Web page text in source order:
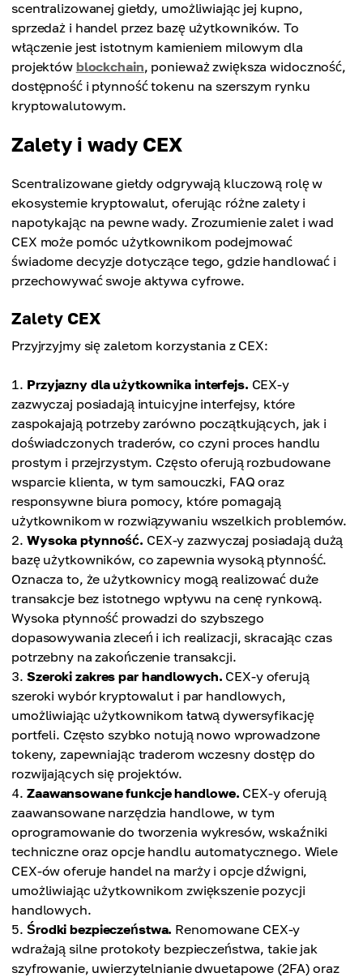
scentralizowanej giełdy, umożliwiając jej kupno,
sprzedaż i handel przez bazę użytkowników. To
włączenie jest istotnym kamieniem milowym dla
projektów blockchain, ponieważ zwiększa widoczność,
dostępność i płynność tokenu na szerszym rynku
kryptowalutowym.
Zalety i wady CEX
Scentralizowane giełdy odgrywają kluczową rolę w
ekosystemie kryptowalut, oferując różne zalety i
napotykając na pewne wady. Zrozumienie zalet i wad
CEX może pomóc użytkownikom podejmować
świadome decyzje dotyczące tego, gdzie handlować i
przechowywać swoje aktywa cyfrowe.
Zalety CEX
Przyjrzyjmy się zaletom korzystania z CEX:
Przyjazny dla użytkownika interfejs. CEX-y
zazwyczaj posiadają intuicyjne interfejsy, które
zaspokajają potrzeby zarówno początkujących, jak i
doświadczonych traderów, co czyni proces handlu
prostym i przejrzystym. Często oferują rozbudowane
wsparcie klienta, w tym samouczki, FAQ oraz
responsywne biura pomocy, które pomagają
użytkownikom w rozwiązywaniu wszelkich problemów.
Wysoka płynność. CEX-y zazwyczaj posiadają dużą
bazę użytkowników, co zapewnia wysoką płynność.
Oznacza to, że użytkownicy mogą realizować duże
transakcje bez istotnego wpływu na cenę rynkową.
Wysoka płynność prowadzi do szybszego
dopasowywania zleceń i ich realizacji, skracając czas
potrzebny na zakończenie transakcji.
Szeroki zakres par handlowych. CEX-y oferują
szeroki wybór kryptowalut i par handlowych,
umożliwiając użytkownikom łatwą dywersyfikację
portfeli. Często szybko notują nowo wprowadzone
tokeny, zapewniając traderom wczesny dostęp do
rozwijających się projektów.
Zaawansowane funkcje handlowe. CEX-y oferują
zaawansowane narzędzia handlowe, w tym
oprogramowanie do tworzenia wykresów, wskaźniki
techniczne oraz opcje handlu automatycznego. Wiele
CEX-ów oferuje handel na marży i opcje dźwigni,
umożliwiając użytkownikom zwiększenie pozycji
handlowych.
Środki bezpieczeństwa. Renomowane CEX-y
wdrażają silne protokoły bezpieczeństwa, takie jak
szyfrowanie, uwierzytelnianie dwuetapowe (2FA) oraz